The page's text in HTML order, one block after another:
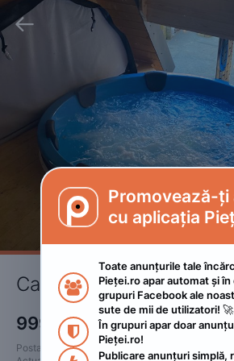

Cabana Nialmo Retreat
999 RON
• Negociabil
Postat
2024. decembrie 11.
Promovează-ți
cu aplicația

Toate anunțurile tale
Pieței.ro apar automat și
grupuri Facebook ale
sute de mii de utilizatori! 🚀

În grupuri apar doar
Pieței.ro!
Publicare anunțuri simplă,